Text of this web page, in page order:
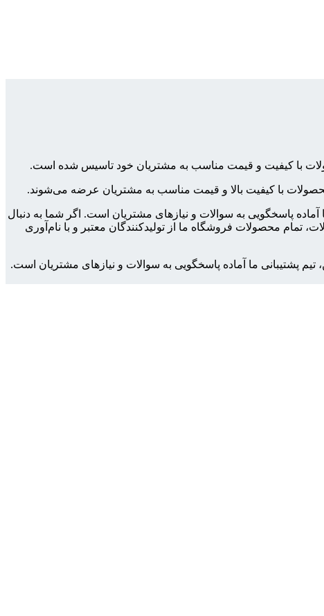
با کیفیت و قیمت مناسب به مشتریان خود تاسیس شده است.
محصولات با کیفیت بالا و قیمت مناسب به مشتریان عرضه می‌شوند.
پاسخگویی به سوالات و نیازهای مشتریان است. اگر شما به دنبال
تمام محصولات فروشگاه ما از تولیدکنندگان معتبر و با نام‌آوری
پشتیبانی ما آماده پاسخگویی به سوالات و نیازهای مشتریان است.